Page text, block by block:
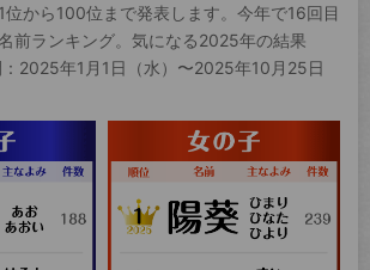
位から100位まで発表します。今年で16回目
前ランキング。気になる2025年の結果
2025年1月1日（水）〜2025年10月25日